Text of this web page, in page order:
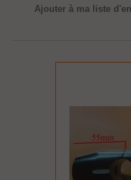
Ajouter à ma liste